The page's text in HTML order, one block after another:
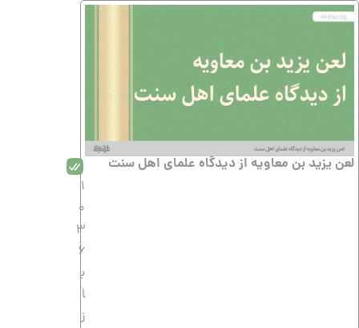
لعن یزید بن معاویه از دیدگاه علمای اهل سنت
1
0
3
6
ب
ا
ز